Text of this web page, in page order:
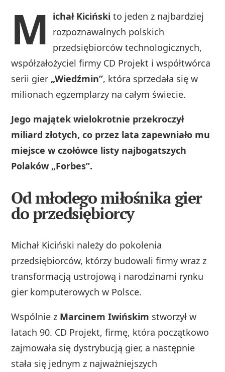
M ichał Kiciński to jeden z najbardziej
rozpoznawalnych polskich
przedsiębiorców technologicznych,
współzałożyciel firmy CD Projekt i współtwórca
serii gier „Wiedźmin”, która sprzedała się w
milionach egzemplarzy na całym świecie.
Jego majątek wielokrotnie przekroczył
miliard złotych, co przez lata zapewniało mu
miejsce w czołówce listy najbogatszych
Polaków „Forbes”.
Od młodego miłośnika gier
do przedsiębiorcy
Michał Kiciński należy do pokolenia
przedsiębiorców, którzy budowali firmy wraz z
transformacją ustrojową i narodzinami rynku
gier komputerowych w Polsce.
Wspólnie z Marcinem Iwińskim stworzył w
latach 90. CD Projekt, firmę, która początkowo
zajmowała się dystrybucją gier, a następnie
stała się jednym z najważniejszych